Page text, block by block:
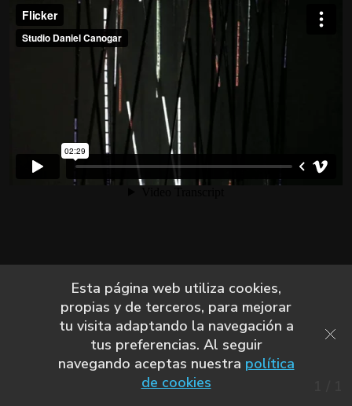
Esta página web utiliza cookies,
propias y de terceros, para mejorar
tu visita adaptando la navegación a
tus preferencias. Al seguir
navegando aceptas nuestra política
de cookies